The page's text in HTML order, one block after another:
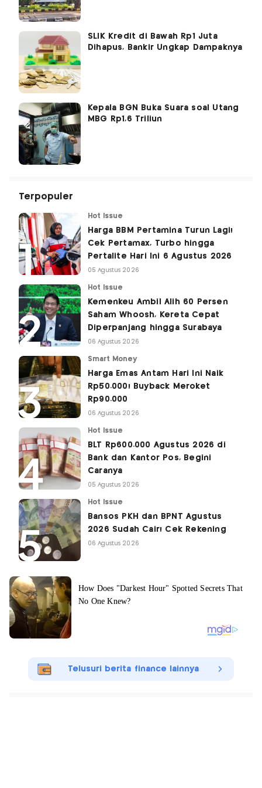
SLIK Kredit di Bawah Rp1 Juta
Dihapus, Bankir Ungkap Dampaknya
Kepala BGN Buka Suara soal Utang
MBG Rp1,6 Triliun
Terpopuler
Hot Issue
Harga BBM Pertamina Turun Lagi!
Cek Pertamax, Turbo hingga
Pertalite Hari Ini 6 Agustus 2026
05 Agustus 2026
Hot Issue
Kemenkeu Ambil Alih 60 Persen
Saham Whoosh, Kereta Cepat
Diperpanjang hingga Surabaya
06 Agustus 2026
Smart Money
Harga Emas Antam Hari Ini Naik
Rp50.000! Buyback Meroket
Rp90.000
06 Agustus 2026
Hot Issue
BLT Rp600.000 Agustus 2026 di
Bank dan Kantor Pos, Begini
Caranya
05 Agustus 2026
Hot Issue
Bansos PKH dan BPNT Agustus
2026 Sudah Cair! Cek Rekening
06 Agustus 2026
Telusuri berita finance lainnya